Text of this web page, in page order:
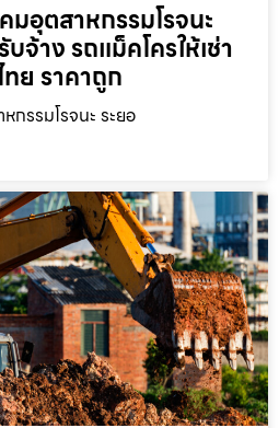
มอุตสาหกรรมโรจนะ
จ้าง รถแม็คโครให้เช่า
ย ราคาถูก
กรรมโรจนะ ระยอ